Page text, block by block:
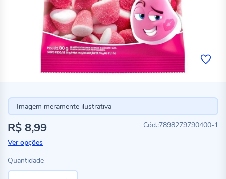
Imagem meramente ilustrativa
7898279790400-1
R$ 8,99
Ver opções
Quantidade